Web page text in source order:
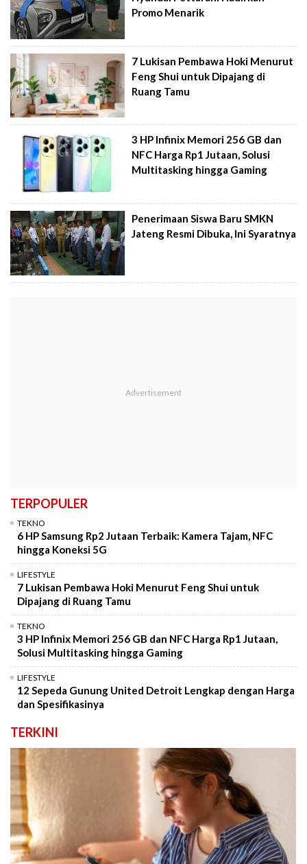
Promo Menarik
7 Lukisan Pembawa Hoki Menurut
Feng Shui untuk Dipajang di
Ruang Tamu
3 HP Infinix Memori 256 GB dan
NFC Harga Rp1 Jutaan, Solusi
Multitasking hingga Gaming
Penerimaan Siswa Baru SMKN
Jateng Resmi Dibuka, Ini Syaratnya
TERPOPULER
TEKNO
6 HP Samsung Rp2 Jutaan Terbaik: Kamera Tajam, NFC
hingga Koneksi 5G
LIFESTYLE
7 Lukisan Pembawa Hoki Menurut Feng Shui untuk
Dipajang di Ruang Tamu
TEKNO
3 HP Infinix Memori 256 GB dan NFC Harga Rp1 Jutaan,
Solusi Multitasking hingga Gaming
LIFESTYLE
12 Sepeda Gunung United Detroit Lengkap dengan Harga
dan Spesifikasinya
TERKINI